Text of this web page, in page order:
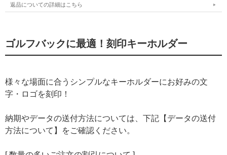
返品についての詳細はこちら
ゴルフバックに最適！刻印キーホルダー
様々な場面に合うシンプルなキーホルダーにお好みの文
字・ロゴを刻印！
納期やデータの送付方法については、下記【データの送付
方法について】をご確認ください。